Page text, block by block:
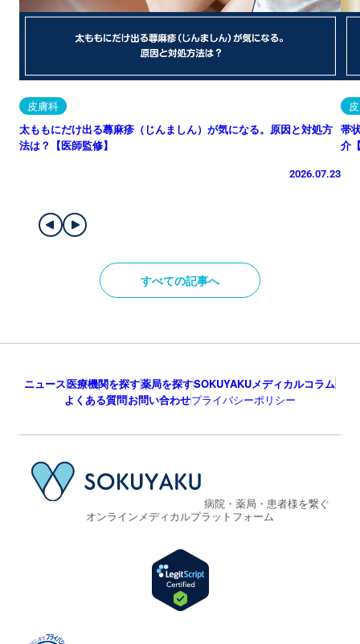
皮膚科
太ももにだけ出る蕁麻疹（じんましん）が気になる。原因と対処方
法は？【医師監修】
2026.07.23
帯
介
すべての記事へ
ニュース医療機関を探す薬局を探すSOKUYAKUメディカルコラム
よくある質問お問い合わせプライバシーポリシー
病院・薬局・患者様を繋ぐ
オンラインメディカルプラットフォーム